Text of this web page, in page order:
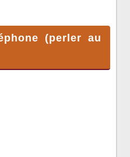
(perler au